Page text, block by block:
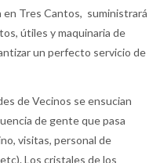
en Tres Cantos, suministrará
útiles y maquinaria de
un perfecto servicio de
de Vecinos se ensucian
de gente que pasa
visitas, personal de
Los cristales de los